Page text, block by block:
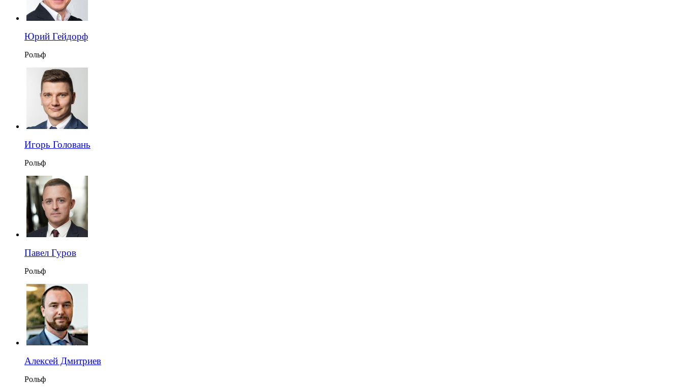
Юрий Гейдорф
Рольф
Игорь Головань
Рольф
Павел Гуров
Рольф
Алексей Дмитриев
Рольф